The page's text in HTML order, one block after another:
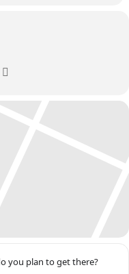
you plan to get there?